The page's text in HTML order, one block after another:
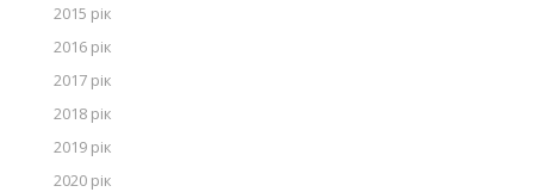
2015 рік
2016 рік
2017 рік
2018 рік
2019 рік
2020 рік